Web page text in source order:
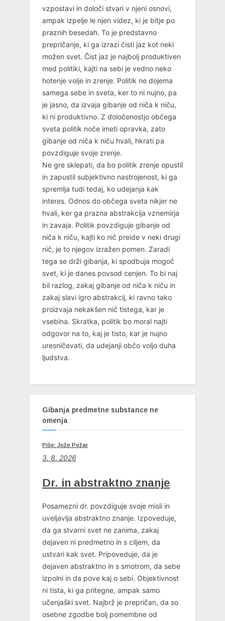
vzpostavi in določi stvari v njeni osnovi,
ampak izpelje le njen videz, ki je bitje po
praznih besedah. To je predstavno
prepričanje, ki ga izrazi čisti jaz kot neki
možen svet. Čist jaz je najbolj produktiven
med politiki, kajti na sebi je vedno neko
hotenje volje in zrenje. Politik ne dojema
samega sebe in sveta, ker to ni nujno, pa
je jasno, da izvaja gibanje od niča k niču,
ki ni produktivno. Z določenostjo občega
sveta politik noče imeti opravka, zato
gibanje od niča k niču hvali, hkrati pa
povzdiguje svoje zrenje.
Ne gre sklepati, da bo politik zrenje opustil
in zapustil subjektivno nastrojenost, ki ga
spremlja tudi tedaj, ko udejanja kak
interes. Odnos do občega sveta nikjer ne
hvali, ker ga prazna abstrakcija vznemirja
in zavaja. Politik povzdiguje gibanje od
niča k niču, kajti ko nič preide v neki drugi
nič, je to njegov izražen pomen. Zaradi
tega se drži gibanja, ki spodbuja mogoč
svet, ki je danes povsod cenjen. To bi naj
bil razlog, zakaj gibanje od niča k niču in
zakaj slavi igro abstrakcij, ki ravno tako
proizvaja nekakšen nič tistega, kar je
vsebina. Skratka, politik bo moral najti
odgovor na to, kaj je tisto, kar je nujno
uresničevati, da udejanji občo voljo duha
ljudstva.
Gibanja predmetne substance ne
omenja
Piše: Jože Požar
3. 8. 2026
Dr. in abstraktno znanje
Posamezni dr. povzdiguje svoje misli in
uveljavlja abstraktno znanje. Izpoveduje,
da ga stvarni svet ne zanima, zakaj
dejaven ni predmetno in s ciljem, da
ustvari kak svet. Pripoveduje, da je
dejaven abstraktno in s smotrom, da sebe
izpolni in da pove kaj o sebi. Objektivnost
ni tista, ki ga pritegne, ampak samo
učenjaški svet. Najbrž je prepričan, da so
osebne zgodbe bolj pomembne od